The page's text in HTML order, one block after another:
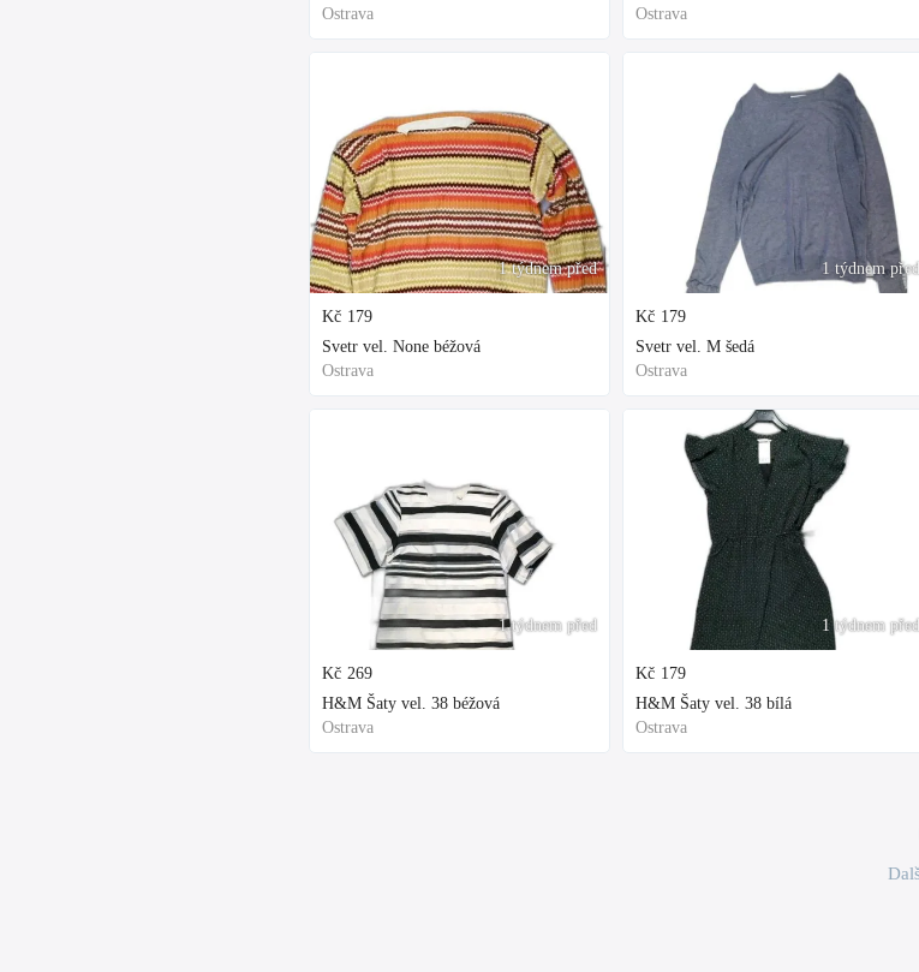
Ostrava
1 týdnem před
Kč 179
Svetr vel. None béžová
Ostrava
1 týdnem před
Kč 269
H&M Šaty vel. 38 béžová
Ostrava
Ostrava
1 týdnem před
Kč 179
Svetr vel. M šedá
Ostrava
1 týdnem před
Kč 179
H&M Šaty vel. 38 bílá
Ostrava